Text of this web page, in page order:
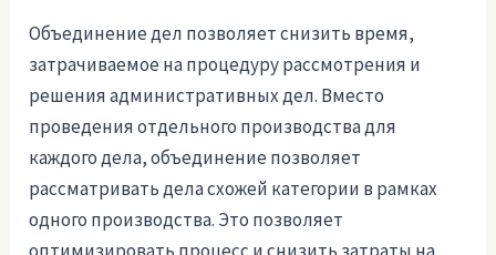
Объединение дел позволяет снизить время,
затрачиваемое на процедуру рассмотрения и
решения административных дел. Вместо
проведения отдельного производства для
каждого дела, объединение позволяет
рассматривать дела схожей категории в рамках
одного производства. Это позволяет